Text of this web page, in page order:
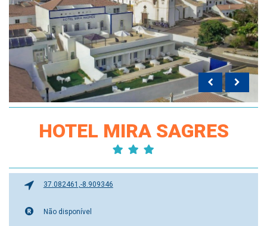
HOTEL MIRA SAGRES
37.082461,-8.909346
Não disponível